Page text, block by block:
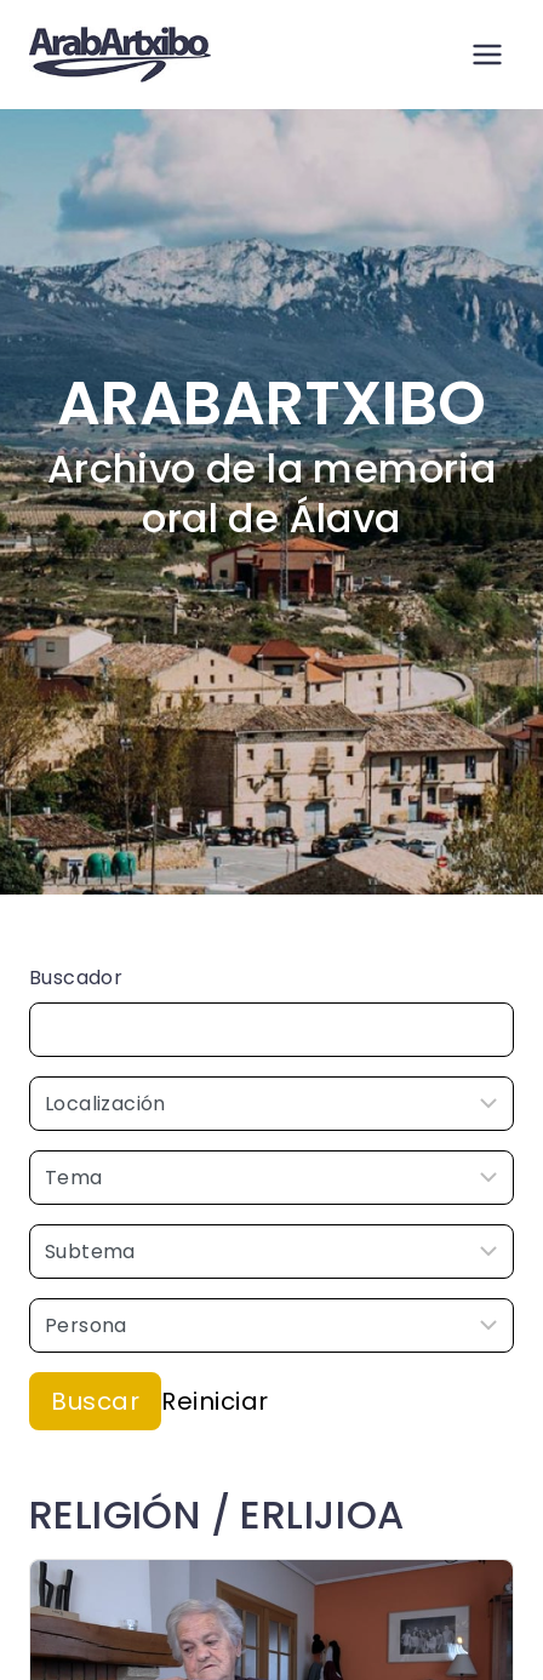
contenido
ARABARTXIBO
Archivo de la memoria
oral de Álava
Buscador
RELIGIÓN / ERLIJIOA